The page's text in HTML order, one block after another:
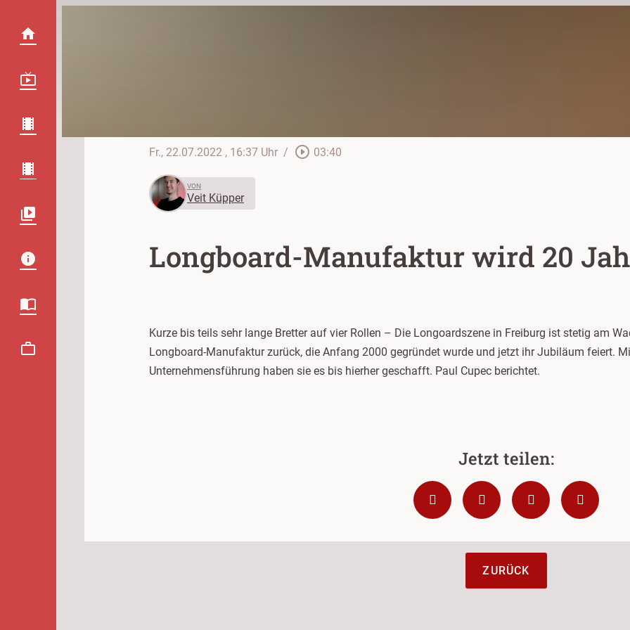
Fr., 22.07.2022 , 16:37 Uhr / play_circle_outline 03:40
VON
Veit Küpper
Longboard-Manufaktur wird 20
Kurze bis teils sehr lange Bretter auf vier Rollen – Die Longoardszene in Freiburg ist stetig am
Longboard-Manufaktur zurück, die Anfang 2000 gegründet wurde und jetzt ihr Jubiläum feiert.
Unternehmensführung haben sie es bis hierher geschafft. Paul Cupec berichtet.
ZURÜCK